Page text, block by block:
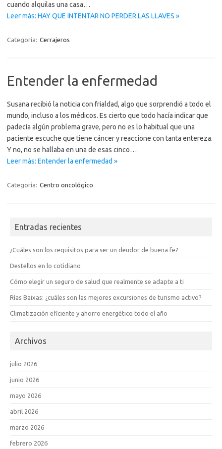
cuando alquilas una casa…
Leer más: HAY QUE INTENTAR NO PERDER LAS LLAVES »
Categoría: Cerrajeros
Entender la enfermedad
Susana recibió la noticia con frialdad, algo que sorprendió a todo el
mundo, incluso a los médicos. Es cierto que todo hacía indicar que
padecía algún problema grave, pero no es lo habitual que una
paciente escuche que tiene cáncer y reaccione con tanta entereza.
Y no, no se hallaba en una de esas cinco…
Leer más: Entender la enfermedad »
Categoría: Centro oncológico
Entradas recientes
¿Cuáles son los requisitos para ser un deudor de buena fe?
Destellos en lo cotidiano
Cómo elegir un seguro de salud que realmente se adapte a ti
Rías Baixas: ¿cuáles son las mejores excursiones de turismo activo?
Climatización eficiente y ahorro energético todo el año
Archivos
julio 2026
junio 2026
mayo 2026
abril 2026
marzo 2026
febrero 2026